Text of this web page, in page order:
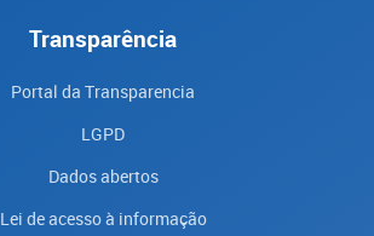
Transparência
Portal da Transparencia
LGPD
Dados abertos
Lei de acesso à informação